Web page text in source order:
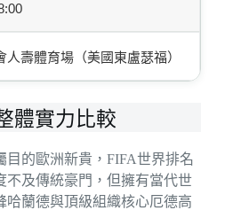
人壽體育場（美國東盧瑟福）
體實力比較
目的歐洲新貴，FIFA世界排名
不及傳統豪門，但擁有當代世
哈蘭德與頂級組織核心厄德高